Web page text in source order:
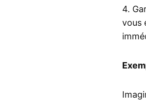
4.
vous